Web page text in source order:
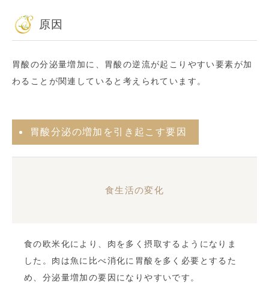
原因
胃酸の分泌量増加に、胃酸の逆流が起こりやすい要素が加
わることが関連していると考えられています。
胃酸分泌の増加を引き起こす要因
食生活の変化
食の欧米化により、肉を多く摂取するようになりま
した。肉は魚に比べ消化に胃酸を多く必要とするた
め、分泌量増加の要因になりやすいです。